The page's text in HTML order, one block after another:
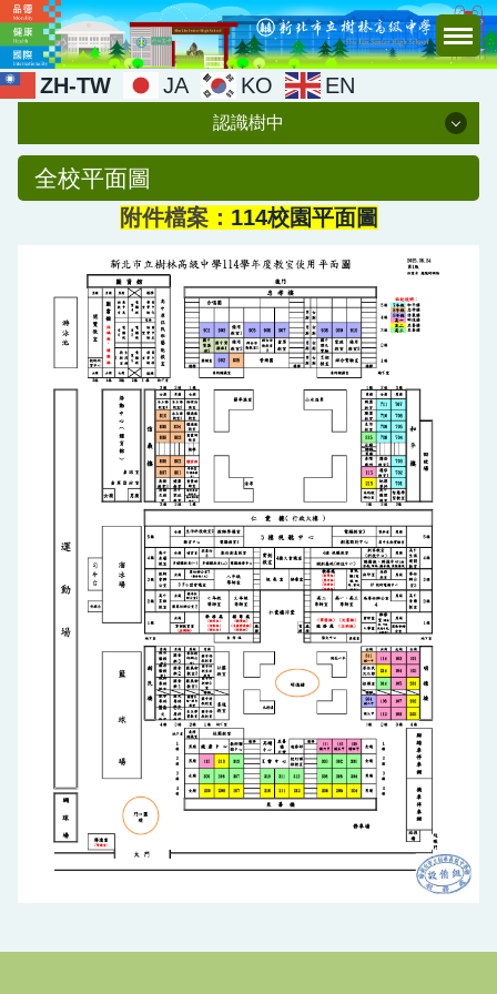
跳
到
主
要
容
ZH-TW JA KO EN
認識樹中
認識樹中
校歌
特色
願景
校務概況
校園景觀
聯絡資訊
樹中大世紀
校園平面圖
全校平面圖
附件檔案： 114校園平面圖